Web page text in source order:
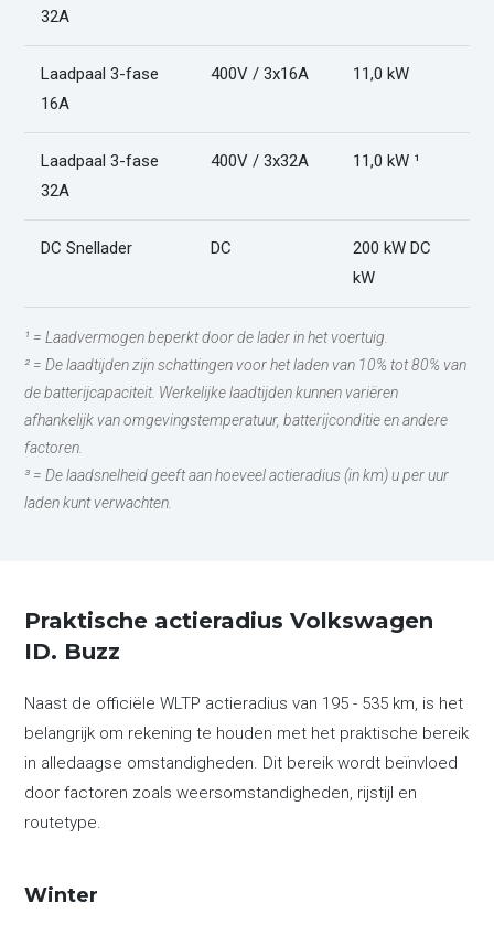
32A
Laadpaal 3-fase
16A
400V / 3x16A 11,0 kW
Laadpaal 3-fase
32A
400V / 3x32A 11,0 kW ¹
DC Snellader DC
200 kW DC
kW
¹ = Laadvermogen beperkt door de lader in het voertuig.
² = De laadtijden zijn schattingen voor het laden van 10% tot 80% van
de batterijcapaciteit. Werkelijke laadtijden kunnen variëren
afhankelijk van omgevingstemperatuur, batterijconditie en andere
factoren.
³ = De laadsnelheid geeft aan hoeveel actieradius (in km) u per uur
laden kunt verwachten.
Praktische actieradius Volkswagen
ID. Buzz
Naast de officiële WLTP actieradius van 195 - 535 km, is het
belangrijk om rekening te houden met het praktische bereik
in alledaagse omstandigheden. Dit bereik wordt beïnvloed
door factoren zoals weersomstandigheden, rijstijl en
routetype.
Winter